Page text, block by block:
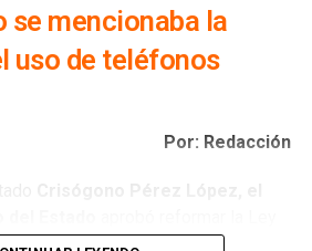
se mencionaba la
uso de teléfonos
Por: Redacción
para promover un uso